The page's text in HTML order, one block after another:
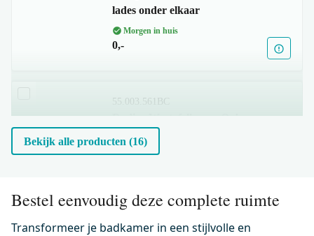
lades onder elkaar
Morgen in huis
0,-
55.003.561BC
Radius Wastafelkraan Opbouw
mengkraan
Bekijk alle producten (16)
Bestel eenvoudig deze complete ruimte
Transformeer je badkamer in een stijlvolle en